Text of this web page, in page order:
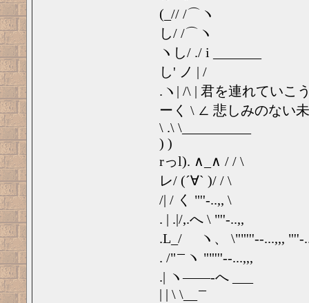
(_// /⌒ヽ
し/ /⌒ヽ
ヽし/ ./ i _______
し' ノ | /
.ヽ| /\ | 君を連れていこ
ーく \ ∠ 悲しみのない
\ .\ \__________
) )
rっl). ∧_∧ / / \
レ/ (´∀` )/ / \
/| / く "''-..,, \
. | .|/,.へ \ "''-..,,
.L_/ ゙ヽ、 \""'''--...,,, "''-
. /" ̄ ̄ ヽ ""'''--...,,,
.| ヽ――-へ ___
| | \ \__ ̄ ̄